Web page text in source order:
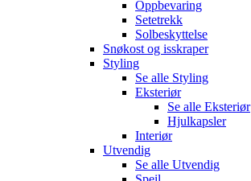
Oppbevaring
Setetrekk
Solbeskyttelse
Snøkost og isskraper
Styling
Se alle Styling
Eksteriør
Se alle Eksteriør
Hjulkapsler
Interiør
Utvendig
Se alle Utvendig